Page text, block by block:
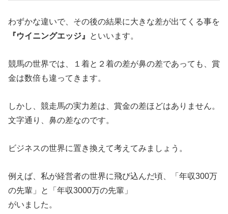
わずかな違いで、その後の結果に大きな差が出てくる事を
『ウイニングエッジ』
といいます。
競馬の世界では、１着と２着の差が鼻の差であっても、賞
金は数倍も違ってきます。
しかし、競走馬の実力差は、賞金の差ほどはありません。
文字通り、鼻の差なのです。
ビジネスの世界に置き換えて考えてみましょう。
例えば、私が経営者の世界に飛び込んだ頃、「年収300万
の先輩」と「年収3000万の先輩」
がいました。